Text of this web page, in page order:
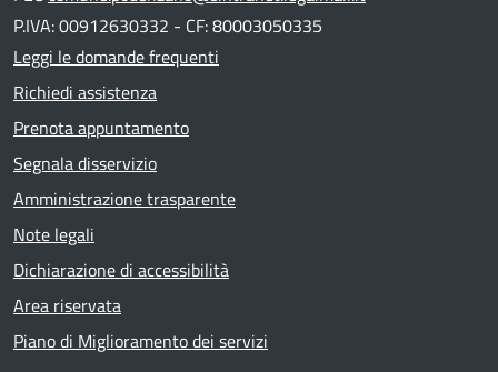
P.IVA: 00912630332 - CF: 80003050335
Leggi le domande frequenti
Richiedi assistenza
Prenota appuntamento
Segnala disservizio
Amministrazione trasparente
Note legali
Dichiarazione di accessibilità
Area riservata
Piano di Miglioramento dei servizi